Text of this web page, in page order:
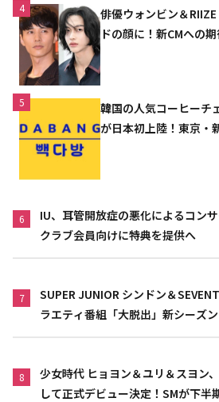
4
俳優ウォンビン＆
ドの顔に！新CMへの
5
韓国の人気コーヒーチ
が日本初上陸！東京
6
IU、耳管開放症の悪化によるコン
クラブ会員向けに特典を提供へ
7
SUPER JUNIOR シンドン＆
ラエティ番組「大脱出」新シーズ
8
少女時代 ヒョヨン＆ユリ＆スヨン
して正式デビュー決定！SMが下半